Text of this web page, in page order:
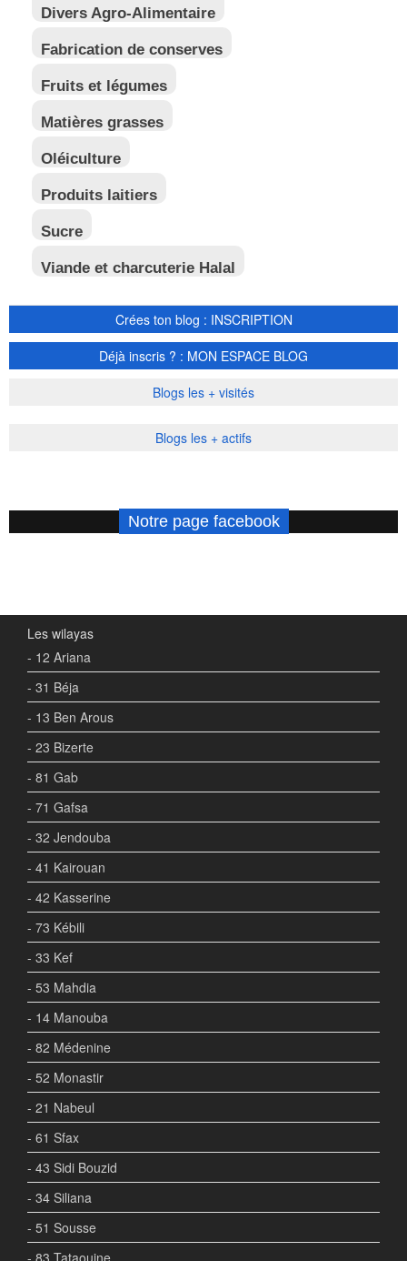
Divers Agro-Alimentaire
Fabrication de conserves
Fruits et légumes
Matières grasses
Oléiculture
Produits laitiers
Sucre
Viande et charcuterie Halal
Crées ton blog : INSCRIPTION
Déjà inscris ? : MON ESPACE BLOG
Blogs les + visités
Blogs les + actifs
Notre page facebook
Les wilayas
- 12 Ariana
- 31 Béja
- 13 Ben Arous
- 23 Bizerte
- 81 Gab
- 71 Gafsa
- 32 Jendouba
- 41 Kairouan
- 42 Kasserine
- 73 Kébili
- 33 Kef
- 53 Mahdia
- 14 Manouba
- 82 Médenine
- 52 Monastir
- 21 Nabeul
- 61 Sfax
- 43 Sidi Bouzid
- 34 Siliana
- 51 Sousse